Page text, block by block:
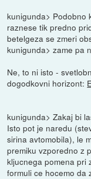
kunigunda> Podobno
raznese tik predno
betelgeza se zmeri
kunigunda> zame pa
Ne, to ni isto -
dogodkovni horizont:
kunigunda> Zakaj bi
Isto pot je naredu
sirina avtomobila), le
premiku vzporedno z
kljucnega pomena pri
formuli ce hocemo da